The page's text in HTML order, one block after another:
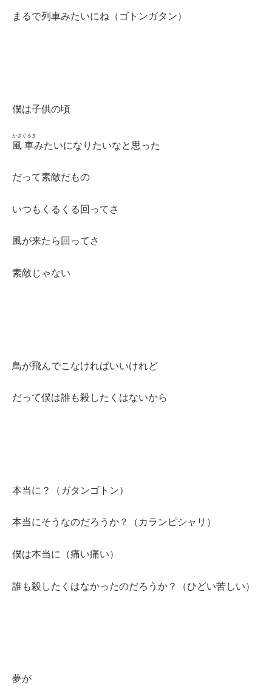
まるで列車みたいにね（ゴトンガタン）
僕は子供の頃
風
かざ
車
ぐるま
みたいになりたいなと思った
だって素敵だもの
いつもくるくる回ってさ
風が来たら回ってさ
素敵じゃない
鳥が飛んでこなければいいけれど
だって僕は誰も殺したくはないから
本当に？（ガタンゴトン）
本当にそうなのだろうか？（カランピシャリ）
僕は本当に（痛い痛い）
誰も殺したくはなかったのだろうか？（ひどい苦しい）
夢が